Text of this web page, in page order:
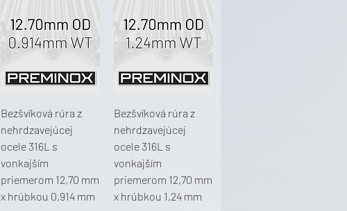
Bezšvíková rúra z
nehrdzavejúcej
ocele 316L s
vonkajším
priemerom 12,70 mm
x hrúbkou 0,914 mm
Bezšvíková rúra z
nehrdzavejúcej
ocele 316L s
vonkajším
priemerom 12,70 mm
x hrúbkou 1,24 mm